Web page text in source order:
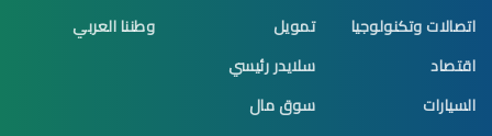
اتصالات وتكنولوجيا
اقتصاد
السيارات
تمويل
سلايدر رئيسي
سوق مال
وطننا العربي